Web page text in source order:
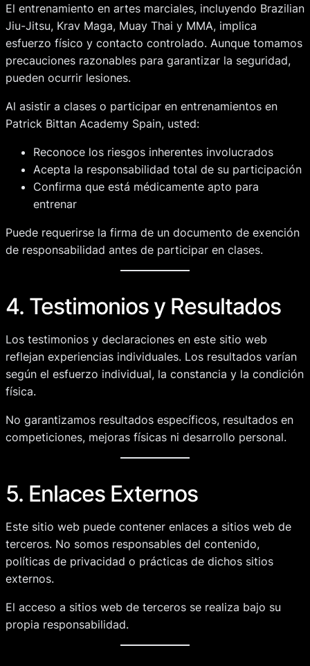
El entrenamiento en artes marciales, incluyendo Brazilian
Jiu-Jitsu, Krav Maga, Muay Thai y MMA, implica
esfuerzo físico y contacto controlado. Aunque tomamos
precauciones razonables para garantizar la seguridad,
pueden ocurrir lesiones.
Al asistir a clases o participar en entrenamientos en
Patrick Bittan Academy Spain, usted:
Reconoce los riesgos inherentes involucrados
Acepta la responsabilidad total de su participación
Confirma que está médicamente apto para
entrenar
Puede requerirse la firma de un documento de exención
de responsabilidad antes de participar en clases.
4. Testimonios y Resultados
Los testimonios y declaraciones en este sitio web
reflejan experiencias individuales. Los resultados varían
según el esfuerzo individual, la constancia y la condición
física.
No garantizamos resultados específicos, resultados en
competiciones, mejoras físicas ni desarrollo personal.
5. Enlaces Externos
Este sitio web puede contener enlaces a sitios web de
terceros. No somos responsables del contenido,
políticas de privacidad o prácticas de dichos sitios
externos.
El acceso a sitios web de terceros se realiza bajo su
propia responsabilidad.